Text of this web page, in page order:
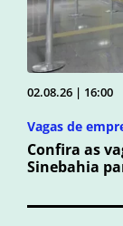
02.08.26 | 16:00
Vagas de
Confira as
Sinebahia